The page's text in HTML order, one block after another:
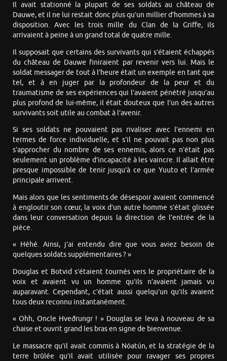
Il avait stationné la plupart de ses soldats au château de
Dauwe, et il ne lui restait donc plus qu’un millier d’hommes à sa
disposition. Avec les trois mille du Clan de la Griffe, ils
arrivaient à peine à un grand total de quatre mille.
Il supposait que certains des survivants qui s’étaient échappés
du château de Dauwe finiraient par revenir vers lui. Mais le
soldat messager de tout à l’heure était un exemple en tant que
tel, et à en juger par la profondeur de la peur et du
traumatisme de ses expériences qui l’avaient pénétré jusqu’au
plus profond de lui-même, il était douteux que l’un des autres
survivants soit utile au combat à l’avenir.
Si ses soldats ne pouvaient pas rivaliser avec l’ennemi en
termes de force individuelle, et s’il ne pouvait pas non plus
s’approcher du nombre de ses ennemis, alors ce n’était pas
seulement un problème d’incapacité à les vaincre. Il allait être
presque impossible de tenir jusqu’à ce que Yuuto et l’armée
principale arrivent.
Mais alors que les sentiments de désespoir avaient commencé
à engloutir son cœur, la voix d’un autre homme s’était glissée
dans leur conversation depuis la direction de l’entrée de la
pièce.
« Héhé. Ainsi, j’ai entendu dire que vous aviez besoin de
quelques soldats supplémentaires ? »
Douglas et Botvid s’étaient tournés vers le propriétaire de la
voix et avaient vu un homme qu’ils n’avaient jamais vu
auparavant. Cependant, c’était aussi quelqu’un qu’ils avaient
tous deux reconnu instantanément.
« Ohh, Oncle Hveðrungr ! » Douglas se leva à nouveau de sa
chaise et ouvrit grand les bras en signe de bienvenue.
Le massacre qu’il avait commis à Nóatún, et la stratégie de la
terre brûlée qu’il avait utilisée pour ravager ses propres